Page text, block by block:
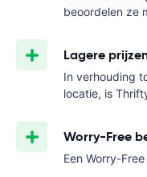
beoordelen ze
Lagere
In verhouding
locatie, is
Worry-Free
Een Worry-